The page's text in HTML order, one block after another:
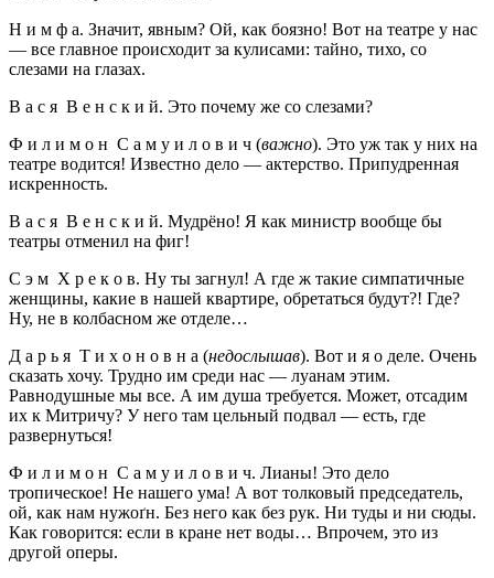
Н и м ф а. Значит, явным? Ой, как боязно! Вот на театре у нас
— все главное происходит за кулисами: тайно, тихо, со
слезами на глазах.
В а с я В е н с к и й. Это почему же со слезами?
Ф и л и м о н С а м у и л о в и ч (важно). Это уж так у них на
театре водится! Известно дело — актерство. Припудренная
искренность.
В а с я В е н с к и й. Мудрёно! Я как министр вообще бы
театры отменил на фиг!
С э м Х р е к о в. Ну ты загнул! А где ж такие симпатичные
женщины, какие в нашей квартире, обретаться будут?! Где?
Ну, не в колбасном же отделе…
Д а р ь я Т и х о н о в н а (недослышав). Вот и я о деле. Очень
сказать хочу. Трудно им среди нас — луанам этим.
Равнодушные мы все. А им душа требуется. Может, отсадим
их к Митричу? У него там цельный подвал — есть, где
развернуться!
Ф и л и м о н С а м у и л о в и ч. Лианы! Это дело
тропическое! Не нашего ума! А вот толковый председатель,
ой, как нам нужоґн. Без него как без рук. Ни туды и ни сюды.
Как говорится: если в кране нет воды… Впрочем, это из
другой оперы.